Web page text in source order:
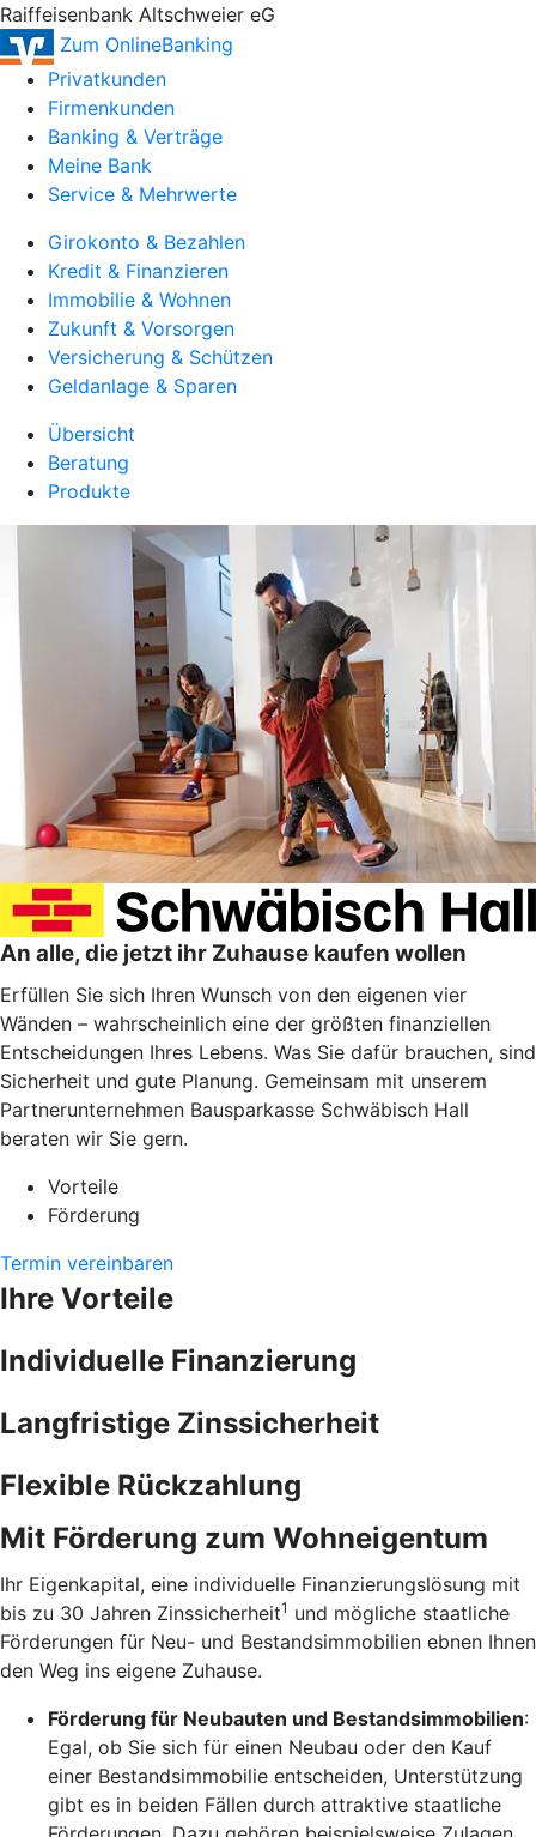
Raiffeisenbank Altschweier eG
Zum OnlineBanking
Privatkunden
Firmenkunden
Banking & Verträge
Meine Bank
Service & Mehrwerte
Girokonto & Bezahlen
Kredit & Finanzieren
Immobilie & Wohnen
Zukunft & Vorsorgen
Versicherung & Schützen
Geldanlage & Sparen
Übersicht
Beratung
Produkte
An alle, die jetzt ihr Zuhause kaufen wollen
Erfüllen Sie sich Ihren Wunsch von den eigenen vier
Wänden – wahrscheinlich eine der größten finanziellen
Entscheidungen Ihres Lebens. Was Sie dafür brauchen, sind
Sicherheit und gute Planung. Gemeinsam mit unserem
Partnerunternehmen Bausparkasse Schwäbisch Hall
beraten wir Sie gern.
Vorteile
Förderung
Termin vereinbaren
Ihre Vorteile
Individuelle Finanzierung
Langfristige Zinssicherheit
Flexible Rückzahlung
Mit Förderung zum Wohneigentum
Ihr Eigenkapital, eine individuelle Finanzierungslösung mit
bis zu 30 Jahren Zinssicherheit1 und mögliche staatliche
Förderungen für Neu- und Bestandsimmobilien ebnen Ihnen
den Weg ins eigene Zuhause.
Förderung für Neubauten und Bestandsimmobilien:
Egal, ob Sie sich für einen Neubau oder den Kauf
einer Bestandsimmobilie entscheiden, Unterstützung
gibt es in beiden Fällen durch attraktive staatliche